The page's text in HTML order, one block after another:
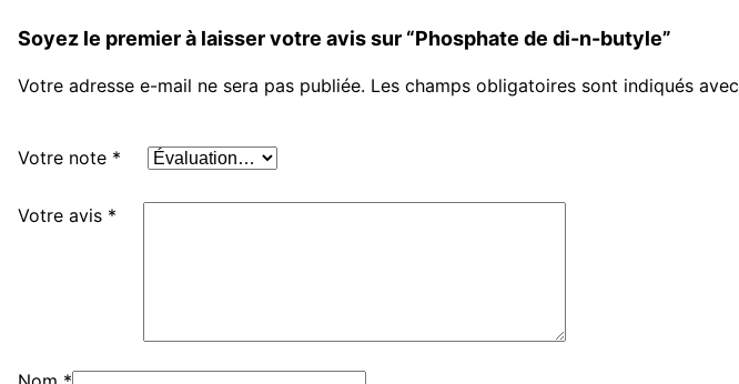
Soyez le premier à laisser votre avis sur “Phosphate de di-n-butyle”
Votre adresse e-mail ne sera pas publiée. Les champs obligatoires sont indiqués avec
Votre note *
Votre avis *